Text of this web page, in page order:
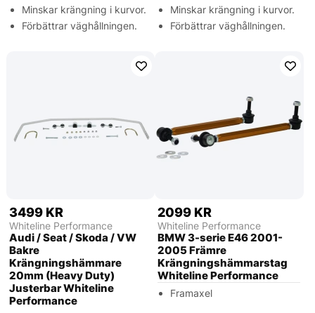
Minskar krängning i kurvor.
Förbättrar väghållningen.
Minskar krängning i kurvor.
Förbättrar väghållningen.
3499 KR
Whiteline Performance
Audi / Seat / Skoda / VW
Bakre
Krängningshämmare
20mm (Heavy Duty)
Justerbar Whiteline
Performance
2099 KR
Whiteline Performance
BMW 3-serie E46 2001-
2005 Främre
Krängningshämmarstag
Whiteline Performance
Framaxel